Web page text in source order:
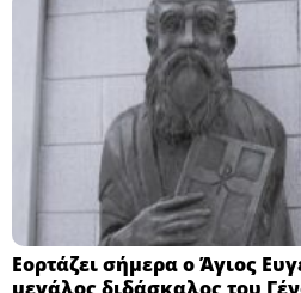
Εορτάζει σήμερα ο Άγιος
μεγάλος διδάσκαλος του